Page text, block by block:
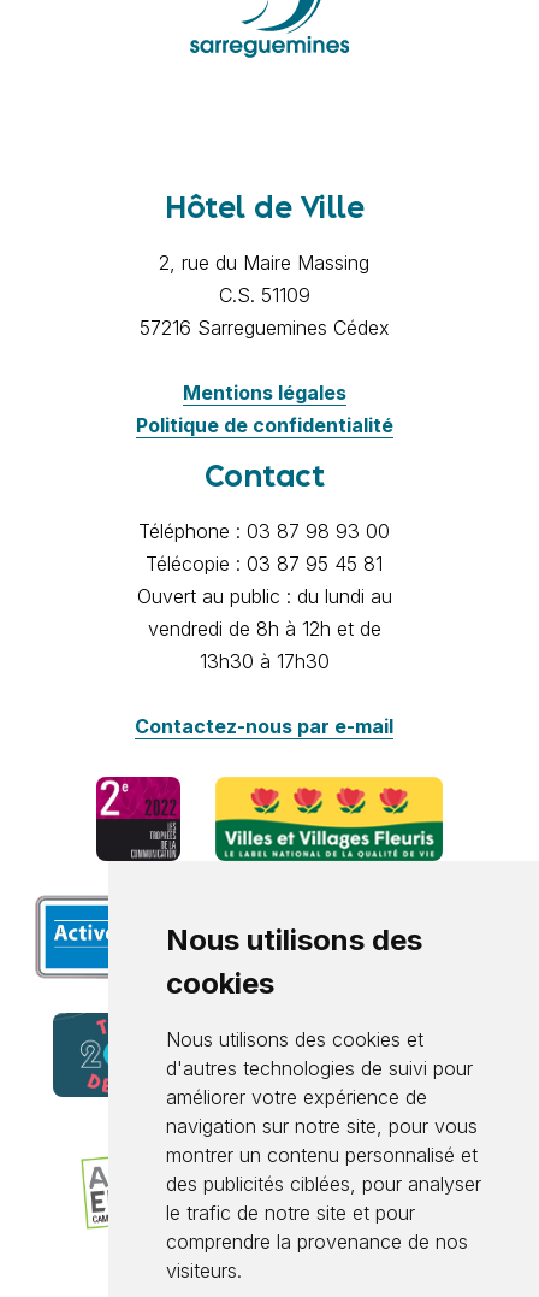
Nous utilisons des
cookies
Nous utilisons des cookies et
d'autres technologies de suivi pour
améliorer votre expérience de
navigation sur notre site, pour vous
montrer un contenu personnalisé et
des publicités ciblées, pour analyser
le trafic de notre site et pour
comprendre la provenance de nos
visiteurs.
Hôtel de Ville
2, rue du Maire Massing
C.S. 51109
57216 Sarreguemines Cédex
Mentions légales
Politique de confidentialité
Contact
Téléphone : 03 87 98 93 00
Télécopie : 03 87 95 45 81
Ouvert au public : du lundi au
vendredi de 8h à 12h et de
13h30 à 17h30
Contactez-nous par e-mail